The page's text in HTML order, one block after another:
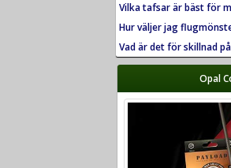
Vilka tafsar är bäst för
Hur väljer jag
Vad är det för skillnad
Opal